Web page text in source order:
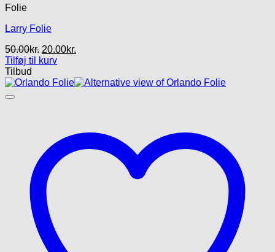
Folie
Larry Folie
50.00kr. Den
oprindelige
var:
20.00kr.
er:
Tilføj til kurv
Tilbud